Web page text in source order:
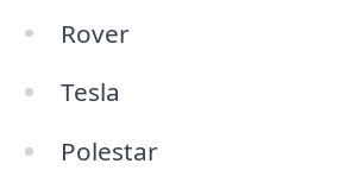
Rover
Tesla
Polestar